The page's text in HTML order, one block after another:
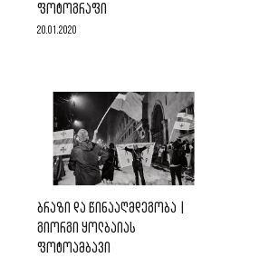
ᲤᲝᲢᲝᲒᲠᲐᲤᲘ
20.01.2020
ᲑᲠᲐᲖᲘ ᲓᲐ ᲬᲘᲜᲐᲐᲦᲛᲓᲔᲒᲝᲑᲐ |
ᲒᲘᲝᲠᲒᲘ ᲧᲝᲚᲑᲐᲘᲐᲡ
ᲤᲝᲢᲝᲐᲛᲑᲐᲕᲘ